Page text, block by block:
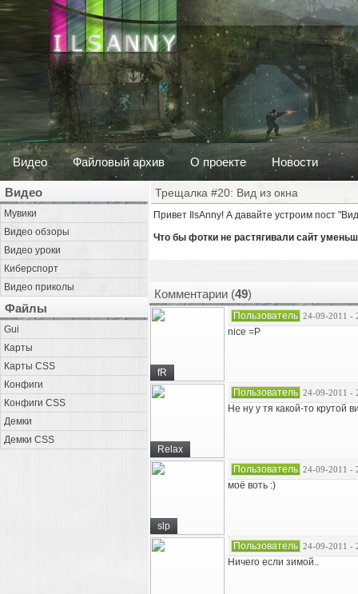
Видео Файловый архив О проекте Новости
Видео
Мувики
Видео обзоры
Видео уроки
Киберспорт
Видео приколы
Файлы
Gui
Карты
Карты CSS
Конфиги
Конфиги CSS
Демки
Демки CSS
Трещалка #20: Вид из окна
Привет IlsAnny! А давайте устроим пост
Что бы фотки не растягивали сайт
Комментарии (49)
fR
Пользователь 24-09-2011 -
nice =P
Relax
Пользователь 24-09-2011 -
Не ну у тя какой-то крутой
slp
Пользователь 24-09-2011 -
моё воть :)
Пользователь 24-09-2011 -
Ничего если зимой..